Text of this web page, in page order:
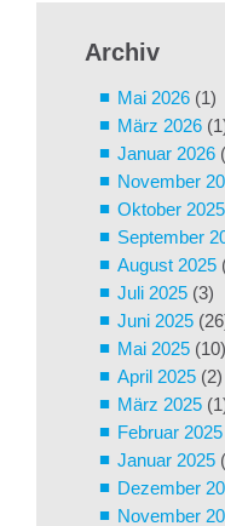
Archiv
Mai 2026 (1)
März 2026
Januar 2026
November
Oktober 2025
September
August 2025
Juli 2025 (3)
Juni 2025
Mai 2025 (10)
April 2025 (2)
März 2025
Februar 2025
Januar 2025
Dezember
November